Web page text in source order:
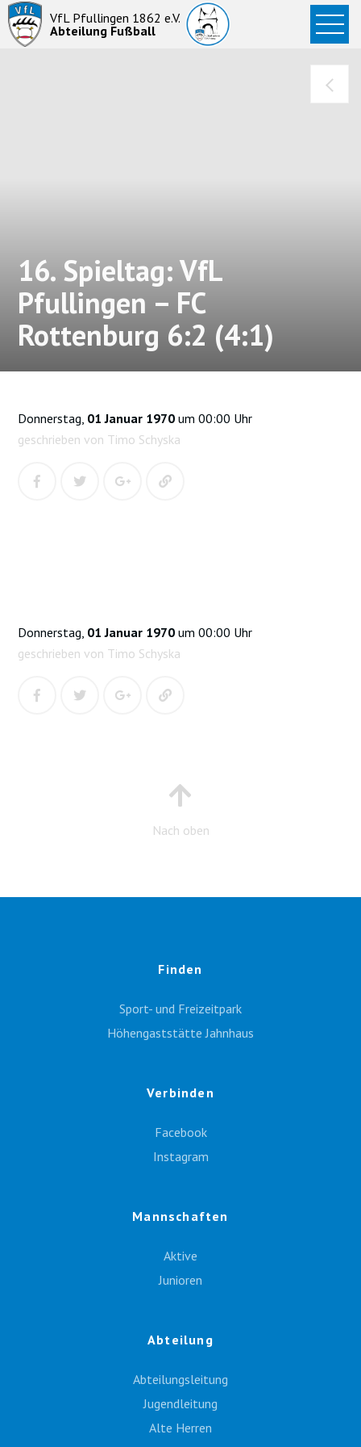
VfL Pfullingen 1862 e.V.
Abteilung Fußball
Startseite
News
16. Spieltag: VfL
Pfullingen – FC
Rottenburg 6:2 (4:1)
Donnerstag, 01 Januar 1970 um 00:00 Uhr
geschrieben von Timo Schyska
Donnerstag, 01 Januar 1970 um 00:00 Uhr
geschrieben von Timo Schyska
Nach oben
Finden
Sport- und Freizeitpark
Höhengaststätte Jahnhaus
Verbinden
Facebook
Instagram
Mannschaften
Aktive
Junioren
Abteilung
Abteilungsleitung
Jugendleitung
Alte Herren